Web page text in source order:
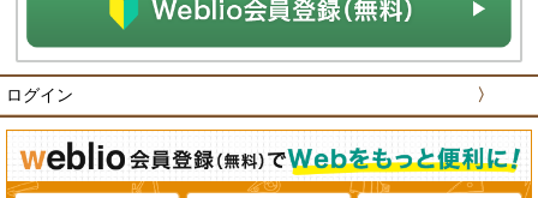
ログイン 〉